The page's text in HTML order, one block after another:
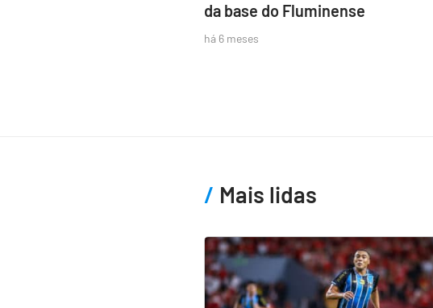
da base do Fluminense
há 6 meses
Mais lidas